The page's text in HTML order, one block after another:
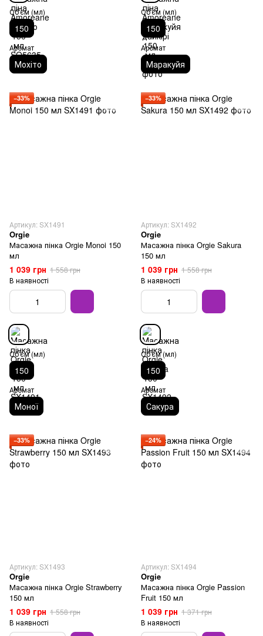
Об'єм (мл)
150
Аромат
Мохіто
Об'єм (мл)
150
Аромат
Маракуйя
−33%
Артикул: SX1491
Orgie
Масажна пінка Orgie Monoi 150
мл
1 039 грн 1 558 грн
В наявності
Об'єм (мл)
150
Аромат
Моної
−33%
Артикул: SX1492
Orgie
Масажна пінка Orgie Sakura
150 мл
1 039 грн 1 558 грн
В наявності
Об'єм (мл)
150
Аромат
Сакура
−33%
Артикул: SX1493
Orgie
Масажна пінка Orgie Strawberry
150 мл
1 039 грн 1 558 грн
В наявності
−24%
Артикул: SX1494
Orgie
Масажна пінка Orgie Passion
Fruit 150 мл
1 039 грн 1 371 грн
В наявності